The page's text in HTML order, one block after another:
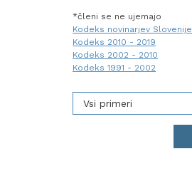
*členi se ne ujemajo
Kodeks novinarjev Slovenije
Kodeks 2010 - 2019
Kodeks 2002 - 2010
Kodeks 1991 - 2002
Vsi primeri